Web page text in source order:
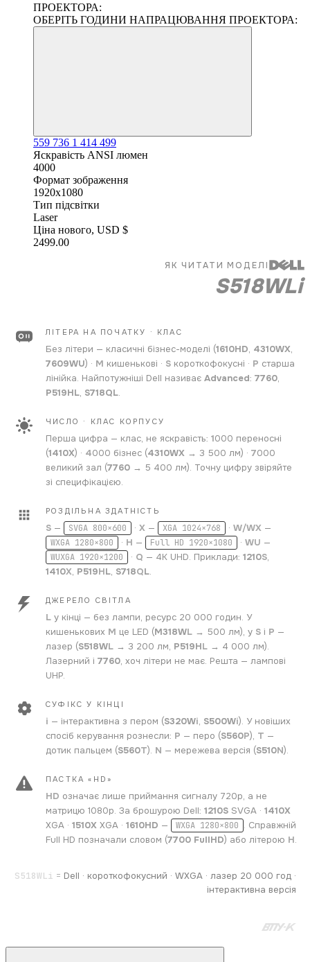
ПРОЕКТОРА:
ОБЕРІТЬ ГОДИНИ НАПРАЦЮВАННЯ ПРОЕКТОРА:
559 736 1 414 499
Яскравість ANSI люмен
4000
Формат зображення
1920x1080
Тип підсвітки
Laser
Ціна нового, USD $
2499.00
Як читати моделі проекторів Dell:
ЯК ЧИТАТИ МОДЕЛІ
S518WLi
ЛІТЕРА НА ПОЧАТКУ · КЛАС
Без літери — класичні бізнес-моделі (1610HD, 4310WX,
7609WU) · M кишенькові · S короткофокусні · P старша
лінійка. Найпотужніші Dell називає Advanced: 7760,
P519HL, S718QL.
ЧИСЛО · КЛАС КОРПУСУ
Перша цифра — клас, не яскравість: 1000 переносні
(1410X) · 4000 бізнес (4310WX → 3 500 лм) · 7000
великий зал (7760 → 5 400 лм). Точну цифру звіряйте
зі специфікацією.
РОЗДІЛЬНА ЗДАТНІСТЬ
S — SVGA 800×600 · X — XGA 1024×768 · W/WX —
WXGA 1280×800 · H — Full HD 1920×1080 · WU —
WUXGA 1920×1200 · Q — 4K UHD. Приклади: 1210S,
1410X, P519HL, S718QL.
ДЖЕРЕЛО СВІТЛА
L у кінці — без лампи, ресурс 20 000 годин. У
кишенькових M це LED (M318WL → 500 лм), у S і P —
лазер (S518WL → 3 200 лм, P519HL → 4 000 лм).
Лазерний і 7760, хоч літери не має. Решта — лампові
UHP.
СУФІКС У КІНЦІ
i — інтерактивна з пером (S320Wi, S500Wi). У новіших
спосіб керування рознесли: P — перо (S560P), T —
дотик пальцем (S560T). N — мережева версія (S510N).
ПАСТКА «HD»
HD означає лише приймання сигналу 720p, а не
матрицю 1080p. За брошурою Dell: 1210S SVGA · 1410X
XGA · 1510X XGA · 1610HD — WXGA 1280×800 . Справжній
Full HD позначали словом (7700 FullHD) або літерою H.
S518WLi = Dell · короткофокусний · WXGA · лазер 20 000 год ·
інтерактивна версія